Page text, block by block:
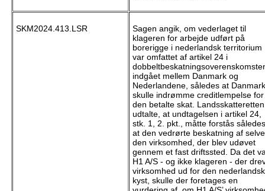
SKM2024.413.LSR
Sagen angik, om vederlaget til
klageren for arbejde udført på
borerigge i nederlandsk territorium
var omfattet af artikel 24 i
indgået mellem Danmark og
Nederlandene, således at Danmark
skulle indrømme creditlempelse for
den betalte skat. Landsskatteretten
udtalte, at undtagelsen i artikel 24,
stk. 1, 2. pkt., måtte forstås
at den vedrørte beskatning af selve
den virksomhed, der blev udøvet
gennem et fast driftssted. Da det
H1 A/S - og ikke klageren - der
virksomhed ud for den
kyst, skulle der foretages en